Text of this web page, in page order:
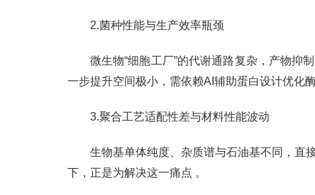
2.菌种性能与生产效率瓶颈
微生物“细胞工厂”的代谢通路复杂，产物抑
一步提升空间极小，需依赖AI辅助蛋白设计优化酶
3.聚合工艺适配性差与材料性能波动
生物基单体纯度、杂质谱与石油基不同，直
下，正是为解决这一痛点 。